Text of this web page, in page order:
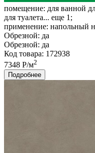
помещение: для ванной
для туалета... еще 1;
применение: напольный
Обрезной: да
Обрезной: да
Код товара: 172938
7348 Р/м2
Подробнее